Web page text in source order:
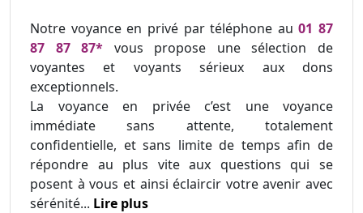
Notre voyance en privé par téléphone au01 87
87 87 87* vous propose une sélection de
voyantes et voyants sérieux aux dons
exceptionnels.
La voyance en privée c’est une voyance
immédiate sans attente, totalement
confidentielle, et sans limite de temps afin de
répondre au plus vite aux questions qui se
posent à vous et ainsi éclaircir votre avenir avec
sérénité... Lire plus